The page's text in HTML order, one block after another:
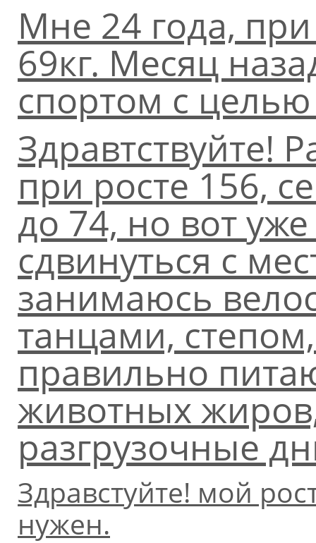
Мне 24 года,
69кг. Месяц
спортом с целью
Здравтствуйте!
при росте 156,
до 74, но вот
сдвинуться с
занимаюсь
танцами,
правильно
животных
разгрузочные
Здравстуйте! мой
нужен.